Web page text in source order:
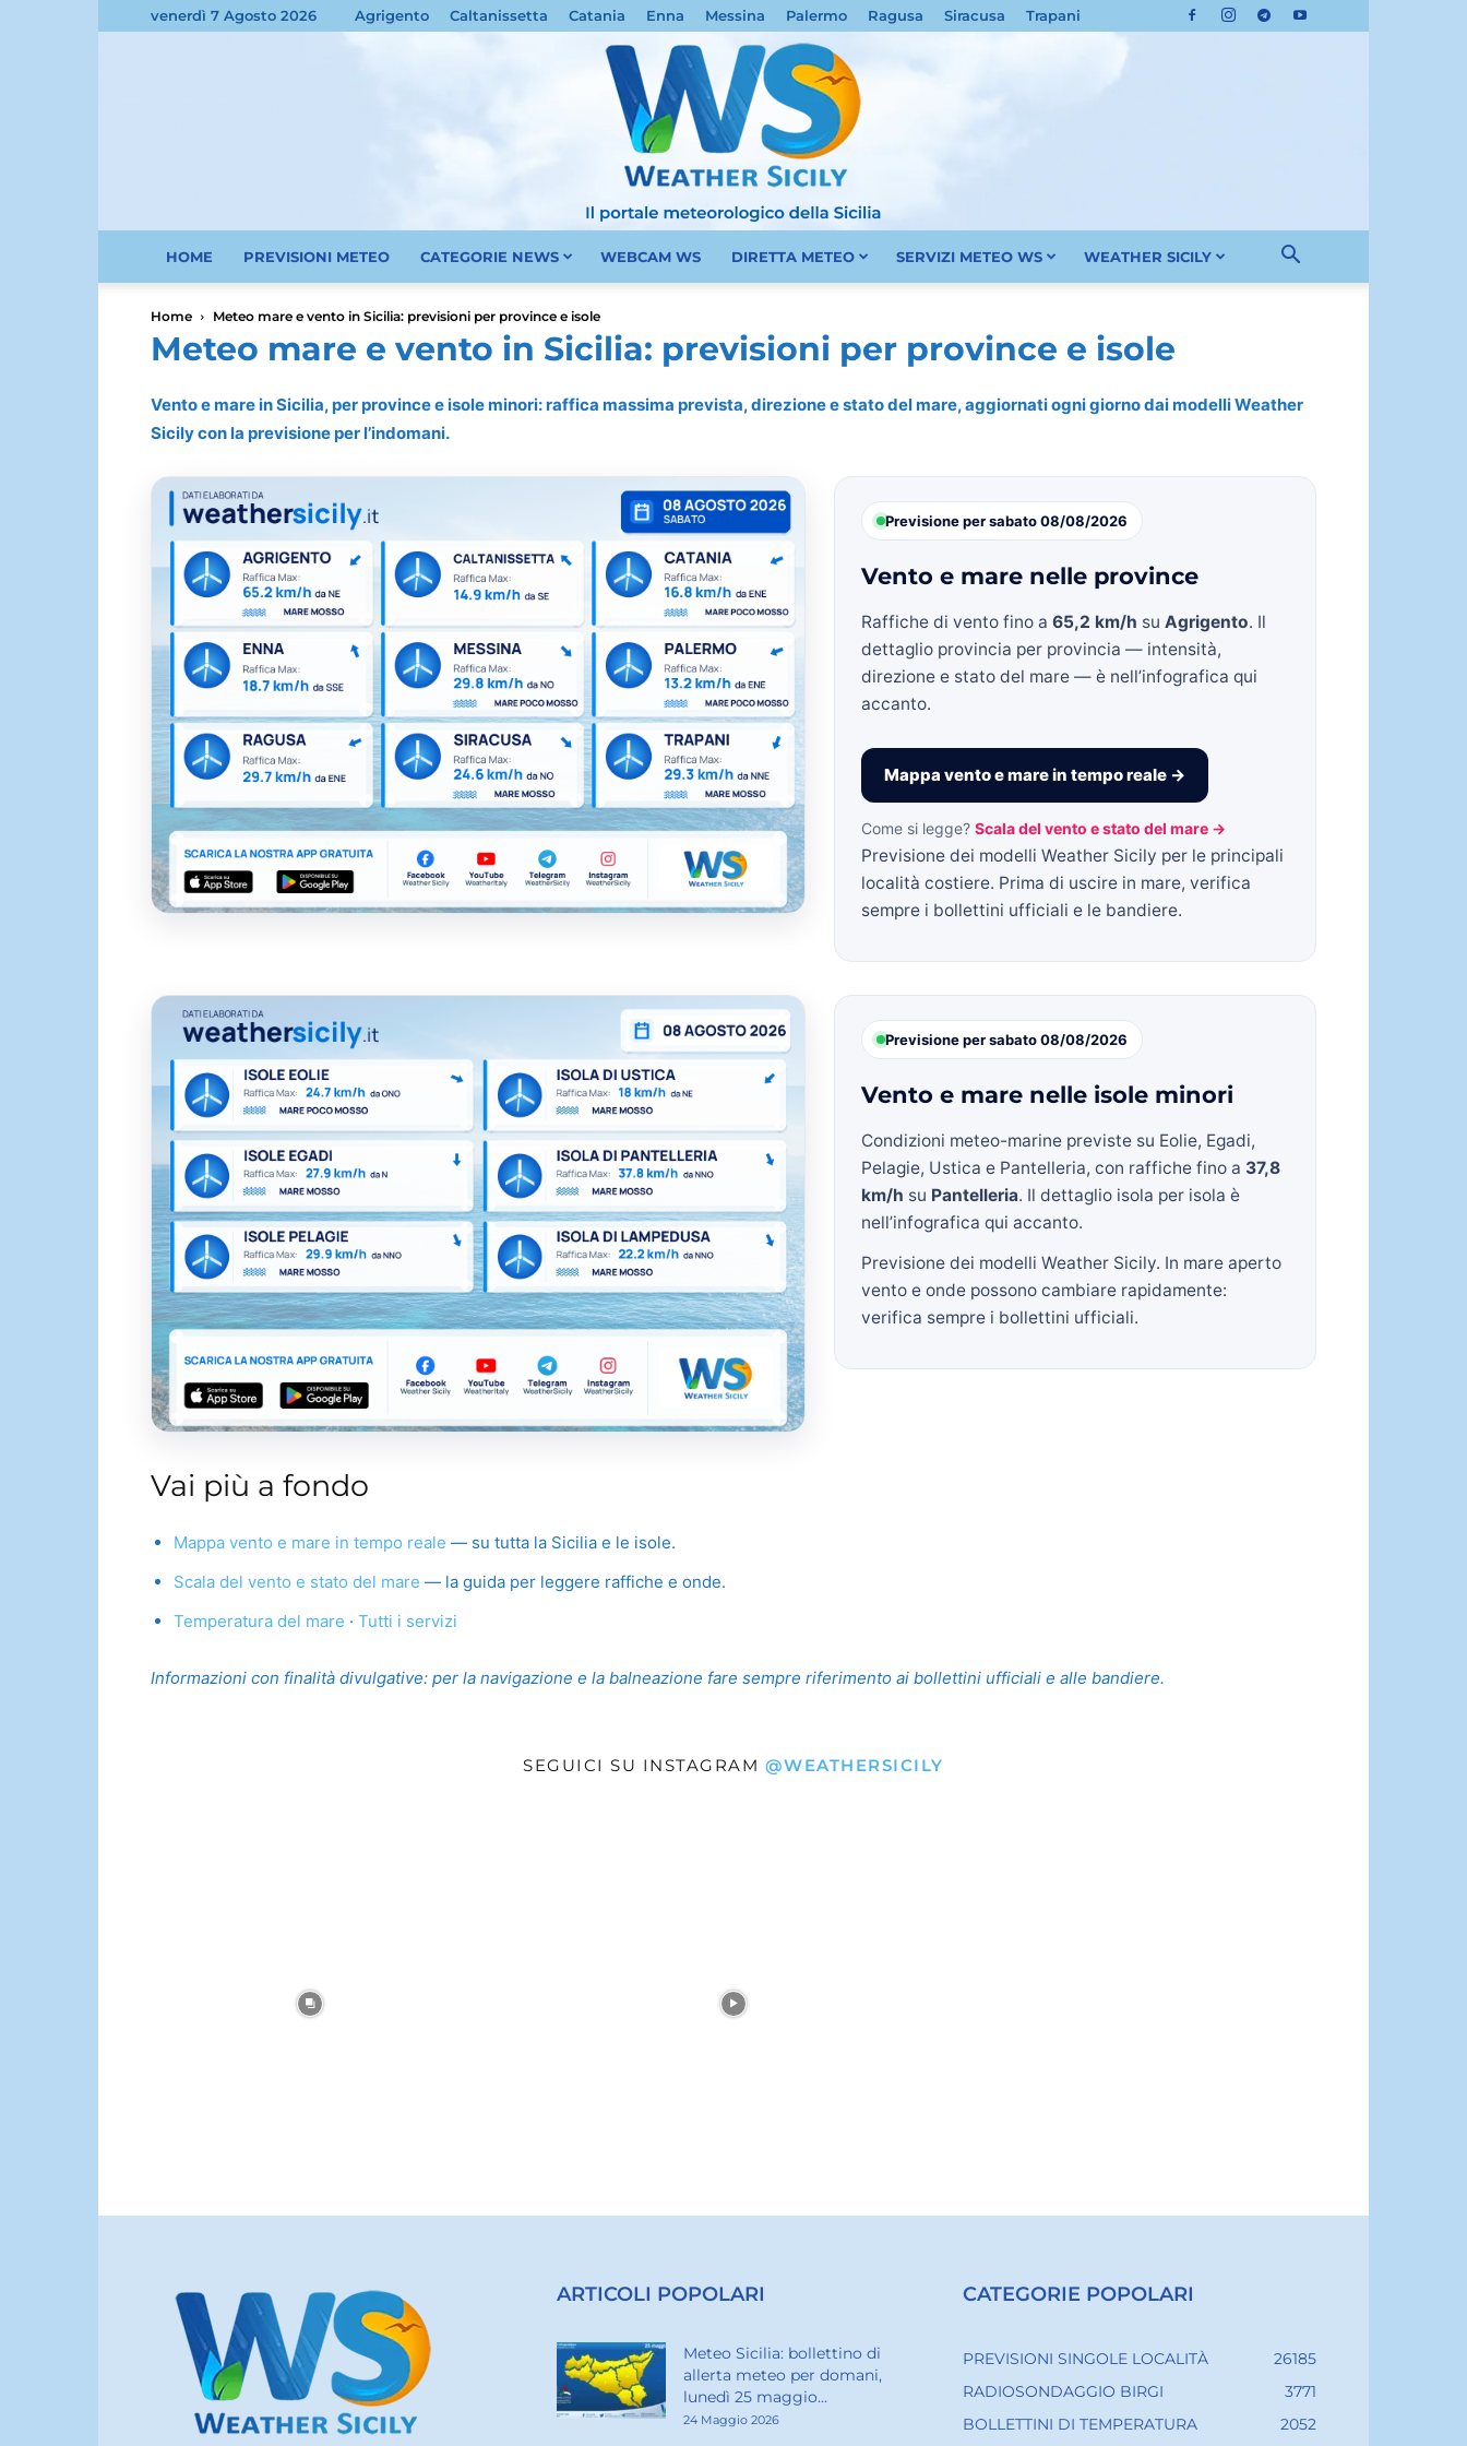
venerdì 7 Agosto 2026 Agrigento Caltanissetta Catania Enna Messina Palermo Ragusa Siracusa Trapani
Weather
Sicily.it
HOME PREVISIONI METEO CATEGORIE NEWS WEBCAM WS DIRETTA METEO SERVIZI METEO WS WEATHER SICILY
Home Meteo mare e vento in Sicilia: previsioni per province e isole
Meteo mare e vento in Sicilia: previsioni per province e isole
Vento e mare in Sicilia, per province e isole minori: raffica massima prevista, direzione e stato del mare, aggiornati ogni giorno dai modelli Weather
Sicily con la previsione per l’indomani.
Previsione per sabato 08/08/2026
Vento e mare nelle province
Raffiche di vento fino a 65,2 km/h su Agrigento. Il
dettaglio provincia per provincia — intensità,
direzione e stato del mare — è nell’infografica qui
accanto.
Mappa vento e mare in tempo reale →
Come si legge? Scala del vento e stato del mare →
Previsione dei modelli Weather Sicily per le principali
località costiere. Prima di uscire in mare, verifica
sempre i bollettini ufficiali e le bandiere.
Previsione per sabato 08/08/2026
Vento e mare nelle isole minori
Condizioni meteo-marine previste su Eolie, Egadi,
Pelagie, Ustica e Pantelleria, con raffiche fino a 37,8
km/h su Pantelleria. Il dettaglio isola per isola è
nell’infografica qui accanto.
Previsione dei modelli Weather Sicily. In mare aperto
vento e onde possono cambiare rapidamente:
verifica sempre i bollettini ufficiali.
Vai più a fondo
Mappa vento e mare in tempo reale — su tutta la Sicilia e le isole.
Scala del vento e stato del mare — la guida per leggere raffiche e onde.
Temperatura del mare · Tutti i servizi
Informazioni con finalità divulgative: per la navigazione e la balneazione fare sempre riferimento ai bollettini ufficiali e alle bandiere.
SEGUICI SU INSTAGRAM @WEATHERSICILY
ARTICOLI POPOLARI
Meteo Sicilia: bollettino di
allerta meteo per domani,
lunedì 25 maggio...
24 Maggio 2026
CATEGORIE POPOLARI
PREVISIONI SINGOLE LOCALITÀ
26185
RADIOSONDAGGIO BIRGI
3771
BOLLETTINI DI TEMPERATURA
2052